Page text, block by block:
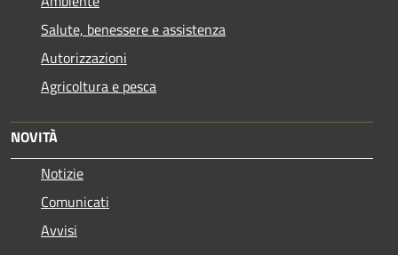
Salute, benessere e assistenza
Autorizzazioni
Agricoltura e pesca
NOVITÀ
Notizie
Comunicati
Avvisi